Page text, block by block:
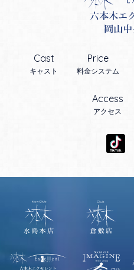
Cast
キャスト
Price
料金システム
Access
アクセス